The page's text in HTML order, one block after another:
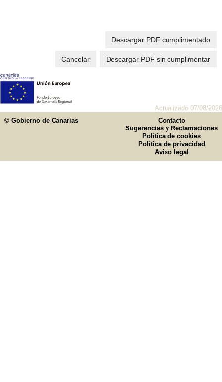
Descargar PDF cumplimentado
Descargar PDF sin cumplimentar
Cancelar
Actualizado 07/08/2026
© Gobierno de Canarias
Contacto
Sugerencias y Reclamaciones
Política de cookies
Política de privacidad
Aviso legal